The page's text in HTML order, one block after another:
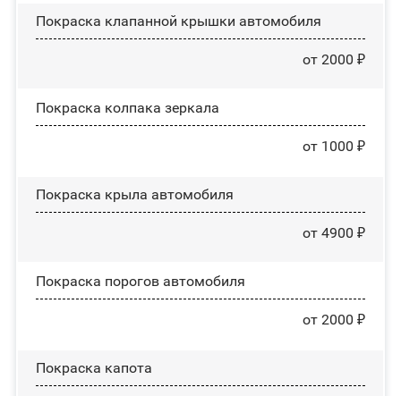
Покраска клапанной крышки автомобиля
от 2000 ₽
Покраска колпака зеркала
от 1000 ₽
Покраска крыла автомобиля
от 4900 ₽
Покраска порогов автомобиля
от 2000 ₽
Покраска капота